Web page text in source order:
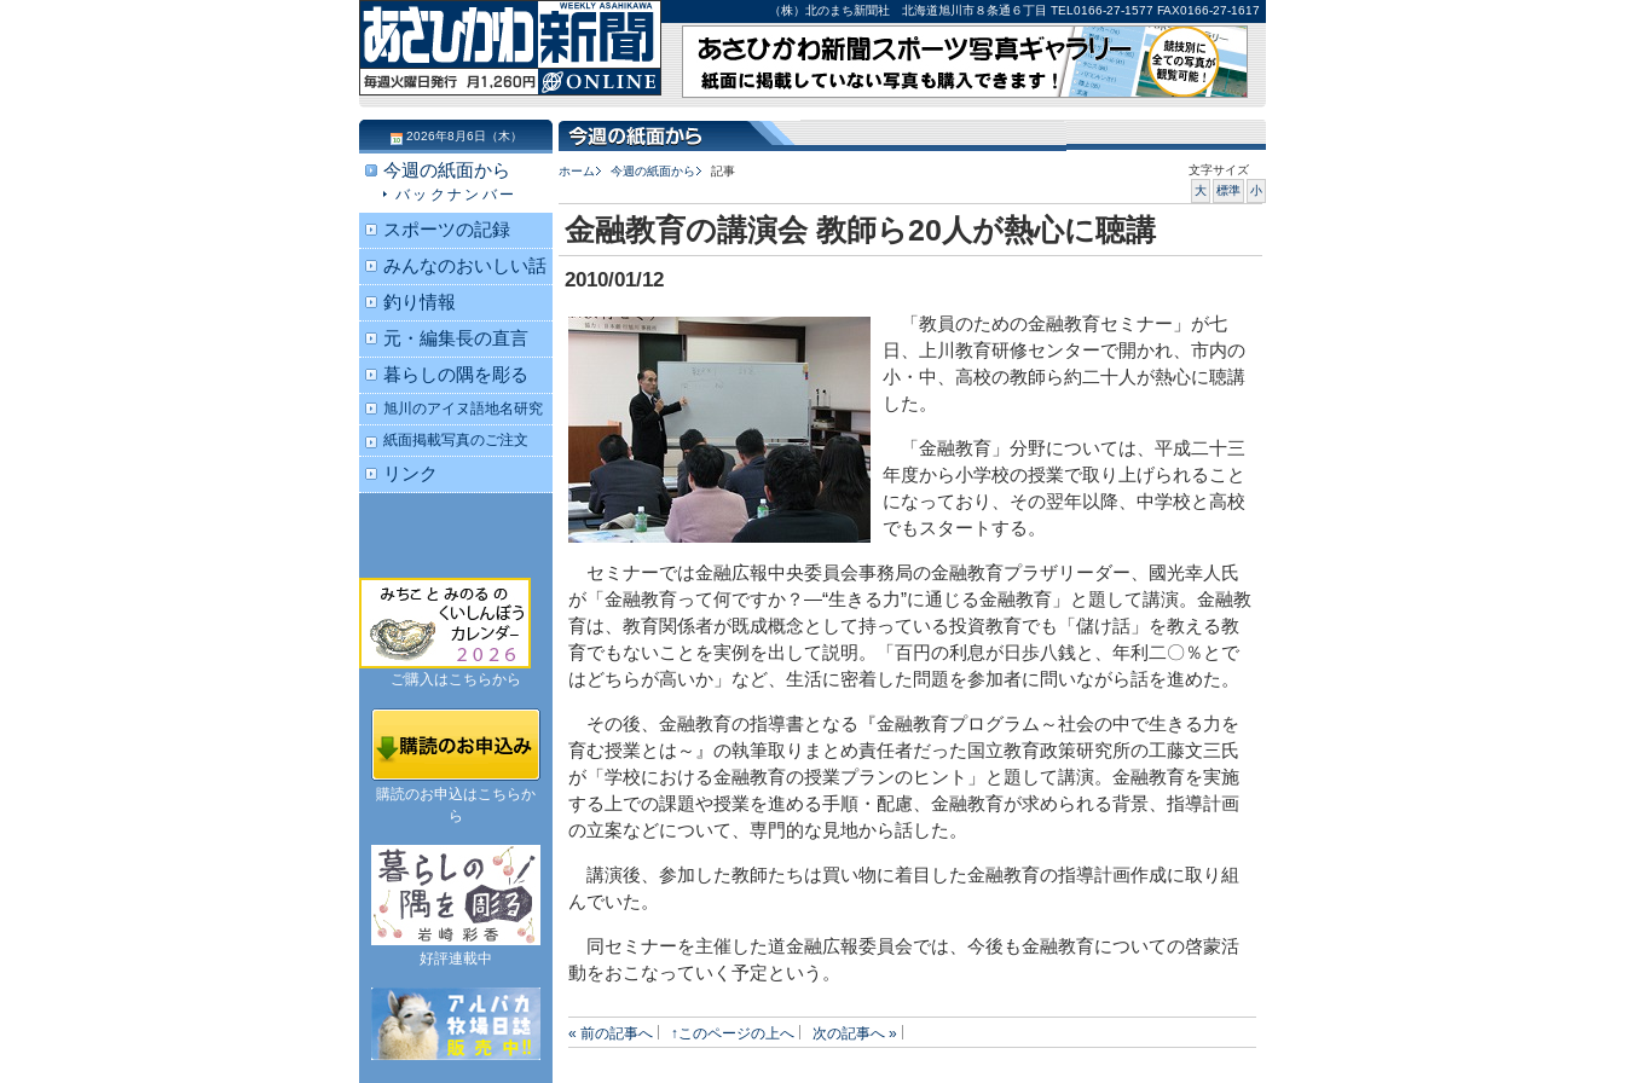
（株）北のまち新聞社 北海道旭川市８条通６丁目 TEL0166-27-1577 FAX0166-27-1617
ホーム 今週の紙面から 記事
文字サイズ
大
標準 小
金融教育の講演会 教師ら20人が熱心に聴講
2010/01/12
「教員のための金融教育セミナー」が七
日、上川教育研修センターで開かれ、市内の
小・中、高校の教師ら約二十人が熱心に聴講
した。
「金融教育」分野については、平成二十三
年度から小学校の授業で取り上げられること
になっており、その翌年以降、中学校と高校
でもスタートする。
セミナーでは金融広報中央委員会事務局の金融教育プラザリーダー、國光幸人氏
が「金融教育って何ですか？―“生きる力”に通じる金融教育」と題して講演。金融教
育は、教育関係者が既成概念として持っている投資教育でも「儲け話」を教える教
育でもないことを実例を出して説明。「百円の利息が日歩八銭と、年利二〇％とで
はどちらが高いか」など、生活に密着した問題を参加者に問いながら話を進めた。
その後、金融教育の指導書となる『金融教育プログラム～社会の中で生きる力を
育む授業とは～』の執筆取りまとめ責任者だった国立教育政策研究所の工藤文三氏
が「学校における金融教育の授業プランのヒント」と題して講演。金融教育を実施
する上での課題や授業を進める手順・配慮、金融教育が求められる背景、指導計画
の立案などについて、専門的な見地から話した。
講演後、参加した教師たちは買い物に着目した金融教育の指導計画作成に取り組
んでいた。
同セミナーを主催した道金融広報委員会では、今後も金融教育についての啓蒙活
動をおこなっていく予定という。
« 前の記事へ ↑このページの上へ 次の記事へ »
2026年8月6日（木）
今週の紙面から
バックナンバー
スポーツの記録
みんなのおいしい話
釣り情報
元・編集長の直言
暮らしの隅を彫る
旭川のアイヌ語地名研究
紙面掲載写真のご注文
リンク
ご購入はこちらから
購読のお申込はこちらか
ら
好評連載中